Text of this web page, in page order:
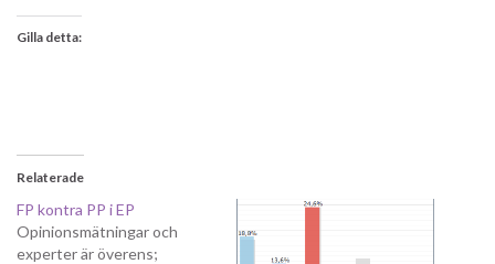
Gilla detta:
Relaterade
FP kontra PP i EP
Opinionsmätningar och
experter är överens;